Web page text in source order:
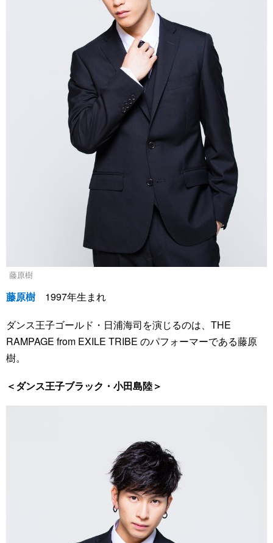
藤原樹
藤原樹 1997年生まれ
ダンス王子ゴールド・日浦海司を演じるのは、THE
RAMPAGE from EXILE TRIBE のパフォーマーである藤原
樹。
＜ダンス王子ブラック・小田島陸＞